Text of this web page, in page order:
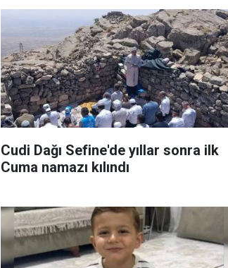
Cudi Dağı Sefine'de yıllar sonra ilk
Cuma namazı kılındı